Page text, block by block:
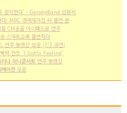
음악한다' - GarageBand 입문서
MBC 경제매거진 M 출연 분
CM송을 아이패드로 연주
스마트쇼에 출연하다
주 동영상 모음 (7/2 공연)
딱 만든 'I Gotta Feeling'
리나 미니콘서트 연주 동영상
이션 모음